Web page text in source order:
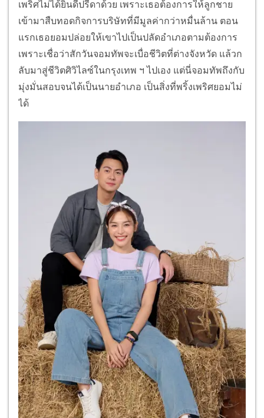
เพริศไม่ได้ยินดีปรีดาด้วย เพราะเธอต้องการให้ลูกชาย
เข้ามาสืบทอดกิจการบริษัทที่มีมูลค่ากว่าหมื่นล้าน ตอน
แรกเธอยอมปล่อยให้เขาไปเป็นปลัดอําเภอตามต้องการ
เพราะเชื่อว่าสักวันจอมทัพจะเบื่อชีวิตที่ต่างจังหวัด แล้วก
ลับมาสู่ชีวิตศิวิไลซ์ในกรุงเทพ ฯ ไปเอง แต่นี่จอมทัพถึงกับ
มุ่งมั่นสอบจนได้เป็นนายอําเภอ เป็นสิ่งที่พริ้งเพริศยอมไม่
ได้